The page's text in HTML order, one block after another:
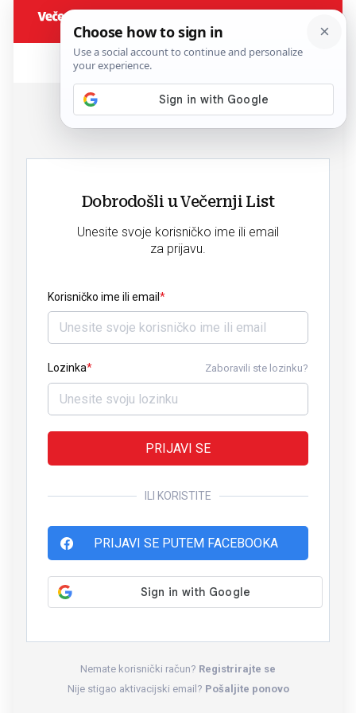
Dobrodošli u Večernji List
Unesite svoje korisničko ime ili email
za prijavu.
Korisničko ime ili email
Lozinka Zaboravili ste lozinku?
PRIJAVI SE
ILI KORISTITE
PRIJAVI SE PUTEM FACEBOOKA
Nemate korisnički račun? Registrirajte se
Nije stigao aktivacijski email? Pošaljite ponovo